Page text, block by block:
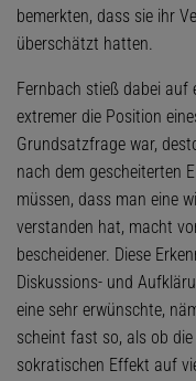
bemerkten, dass sie ihr
überschätzt hatten.
Fernbach stieß dabei auf
extremer die Position
Grundsatzfrage war,
nach dem gescheiterten
müssen, dass man eine
verstanden hat, macht
bescheidener. Diese
Diskussions- und
eine sehr erwünschte,
scheint fast so, als ob die
sokratischen Effekt auf